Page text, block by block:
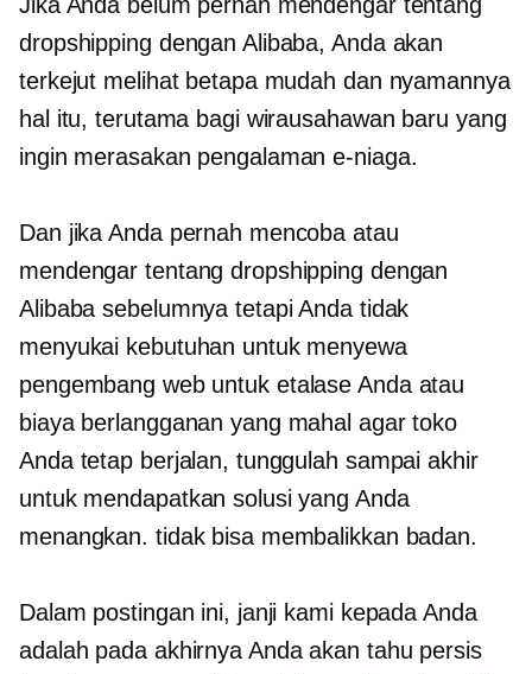
dropshipping dengan Alibaba, Anda akan
terkejut melihat betapa mudah dan nyamannya
hal itu, terutama bagi wirausahawan baru yang
ingin merasakan pengalaman e-niaga.
Dan jika Anda pernah mencoba atau
mendengar tentang dropshipping dengan
Alibaba sebelumnya tetapi Anda tidak
menyukai kebutuhan untuk menyewa
pengembang web untuk etalase Anda atau
biaya berlangganan yang mahal agar toko
Anda tetap berjalan, tunggulah sampai akhir
untuk mendapatkan solusi yang Anda
menangkan. tidak bisa membalikkan badan.
Dalam postingan ini, janji kami kepada Anda
adalah pada akhirnya Anda akan tahu persis